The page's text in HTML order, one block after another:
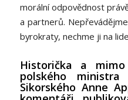
morální odpovědnost
a partnerů.
byrokraty, nechme ji na
Historička a
polského ministra
Sikorského Anne